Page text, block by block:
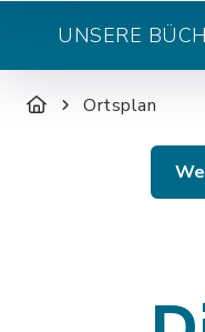
UNSERE
Ortsplan